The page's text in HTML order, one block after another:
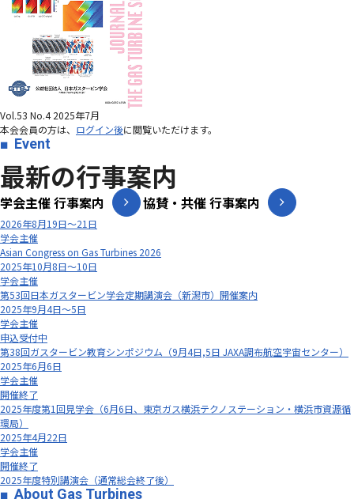
Vol.53 No.4 2025年7月
本会会員の方は、 ログイン後に閲覧いただけます。
Event
最新の行事案内
学会主催 行事案内 協賛・共催 行事案内
2026年8月19日～21日
学会主催
Asian Congress on Gas Turbines 2026
2025年10月8日～10日
学会主催
第53回日本ガスタービン学会定期講演会（新潟市）開催案内
2025年9月4日～5日
学会主催
申込受付中
第38回ガスタービン教育シンポジウム（9月4日,5日 JAXA調布航空宇宙センター）
2025年6月6日
学会主催
開催終了
2025年度第1回見学会（6月6日、東京ガス横浜テクノステーション・横浜市資源循
環局）
2025年4月22日
学会主催
開催終了
2025年度特別講演会（通常総会終了後）
About Gas Turbines